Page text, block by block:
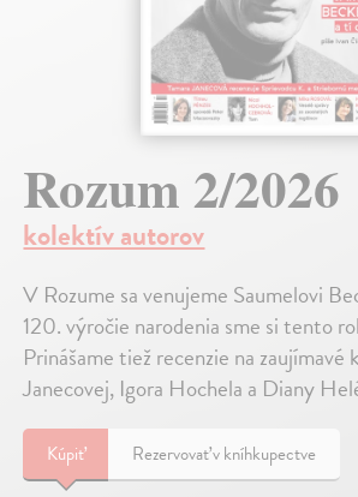
Rozum 2/2026
kolektív autorov
V Rozume sa venujeme Saumelovi
120. výročie narodenia sme si tento
Prinášame tiež recenzie na zaujímavé
Janecovej, Igora Hochela a Diany
Kúpiť Rezervovať v kníhkupectve